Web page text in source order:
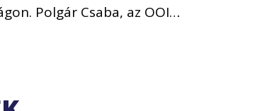
Polgár Csaba, az OOI…